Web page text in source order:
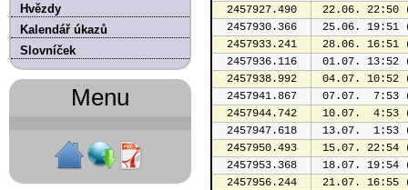
Hvězdy
Kalendář úkazů
Slovníček
Menu
2457927.490
22.06. 22:50
2457930.366
25.06. 19:51
2457933.241
28.06. 16:51
2457936.116
01.07. 13:52
2457938.992
04.07. 10:52
2457941.867
07.07.  7:53
2457944.742
10.07.  4:53
2457947.618
13.07.  1:53
2457950.493
15.07. 22:54
2457953.368
18.07. 19:54
2457956.244
21.07. 16:55